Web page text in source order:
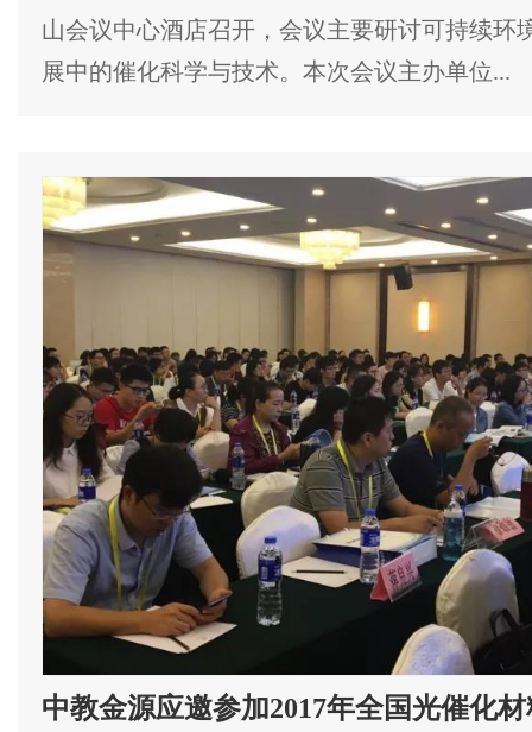
山会议中心酒店召开，会议主要研讨可持续环
展中的催化科学与技术。本次会议主办单位...
中教金源应邀参加2017年全国光催化